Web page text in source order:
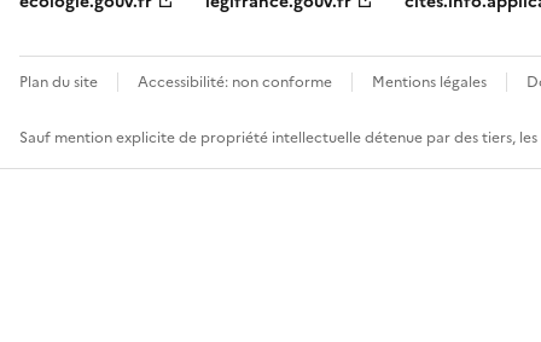
Plan du site Accessibilité: non conforme Mentions légales
Sauf mention explicite de propriété intellectuelle détenue par des tiers,